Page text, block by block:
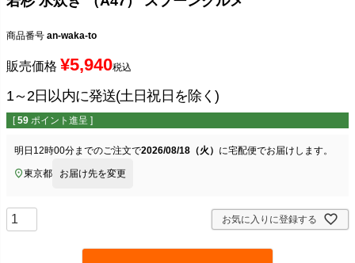
商品番号 an-waka-to
販売価格 ¥5,940税込
1～2日以内に発送(土日祝日を除く)
[ 59 ポイント進呈 ]
明日 12時00分までのご注文で2026/08/18（火） に宅配便でお届けします。
東京都 お届け先を変更
お気に入りに登録する